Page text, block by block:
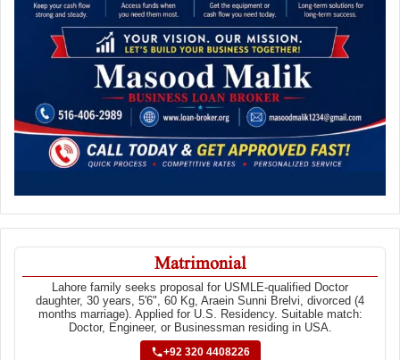
Matrimonial
Lahore family seeks proposal for USMLE-qualified Doctor
daughter, 30 years, 5'6", 60 Kg, Araein Sunni Brelvi, divorced (4
months marriage). Applied for U.S. Residency. Suitable match:
Doctor, Engineer, or Businessman residing in USA.
+92 320 4408226